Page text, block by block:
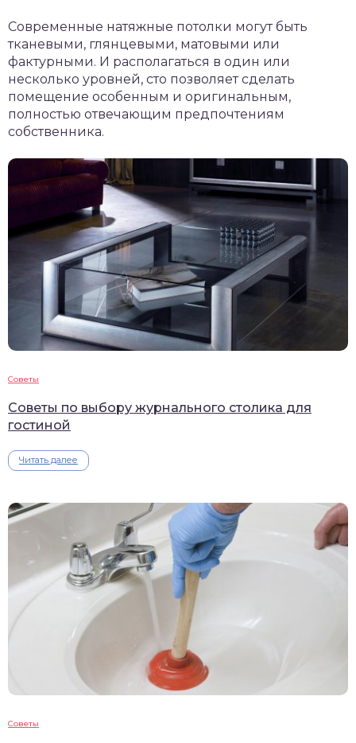
Современные натяжные потолки могут быть
тканевыми, глянцевыми, матовыми или
фактурными. И располагаться в один или
несколько уровней, сто позволяет сделать
помещение особенным и оригинальным,
полностью отвечающим предпочтениям
собственника.
Советы
Советы по выбору журнального столика для
гостиной
Читать далее
Советы